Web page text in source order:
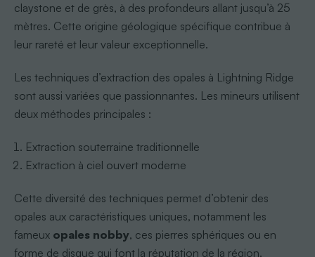
claystone et de grès, à des profondeurs allant jusqu’à 25
mètres. Cette origine géologique spécifique contribue à
leur rareté et leur valeur exceptionnelle.
Les techniques d’extraction des opales à Lightning Ridge
sont aussi variées que passionnantes. Les mineurs utilisent
deux méthodes principales :
Extraction souterraine traditionnelle
Extraction à ciel ouvert moderne
Cette diversité des techniques permet d’obtenir des
opales aux caractéristiques uniques, notamment les
fameux opales nobby, ces pierres sphériques ou en
forme de disque qui font la réputation de la région.